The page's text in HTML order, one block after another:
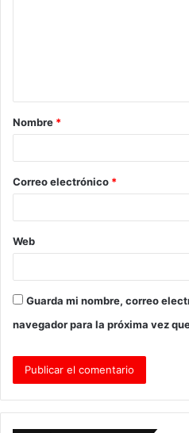
a
r
*
Nombre *
Correo electrónico *
Web
Guarda mi nombre, correo
navegador para la próxima vez